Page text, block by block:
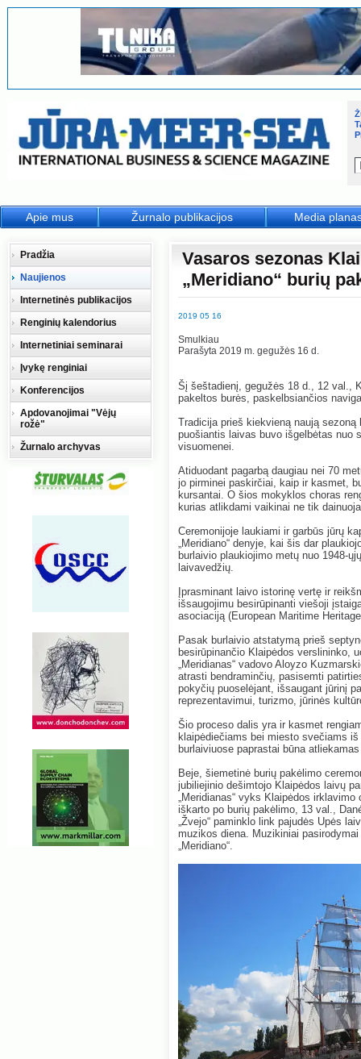
Vasaros sezonas
„Meridiano“ burių
2019 05 16
Smulkiau
Parašyta 2019 m. gegužės 16 d.
Šį šeštadienį, gegužės 18 d., 12 val.,
pakeltos burės, paskelbsiančios
Tradicija prieš kiekvieną naują sezoną
puošiantis laivas buvo išgelbėtas nuo
visuomenei.
Atiduodant pagarbą daugiau nei 70
jo pirminei paskirčiai, kaip ir kasmet,
kursantai. O šios mokyklos choras
kurias atlikdami vaikinai ne tik
Ceremonijoje laukiami ir garbūs jūrų
„Meridiano“ denyje, kai šis dar
burlaivio plaukiojimo metų nuo 1948-
laivavedžių.
Įprasminant laivo istorinę vertę ir
išsaugojimu besirūpinanti viešoji
asociaciją (European Maritime
Pasak burlaivio atstatymą prieš
besirūpinančio Klaipėdos verslininko,
„Meridianas“ vadovo Aloyzo
atrasti bendraminčių, pasisemti
pokyčių puoselėjant, išsaugant jūrinį
reprezentavimui, turizmo, jūrinės
Šio proceso dalis yra ir kasmet
klaipėdiečiams bei miesto svečiams
burlaiviuose paprastai būna
Beje, šiemetinė burių pakėlimo
jubiliejinio dešimtojo Klaipėdos laivų
„Meridianas“ vyks Klaipėdos
iškarto po burių pakėlimo, 13 val.,
„Žvejo“ paminklo link pajudės Upės
muzikos diena. Muzikiniai
„Meridiano“.
Pradžia
Naujienos
Internetinės publikacijos
Renginių kalendorius
Internetiniai seminarai
Įvykę renginiai
Konferencijos
Apdovanojimai "Vėjų
rožė"
Žurnalo archyvas
Apie mus Žurnalo publikacijos Media